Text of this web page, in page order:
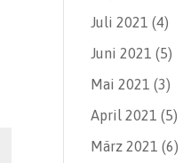
Juli 2021 (4)
Juni 2021 (5)
Mai 2021 (3)
April 2021 (5)
März 2021 (6)